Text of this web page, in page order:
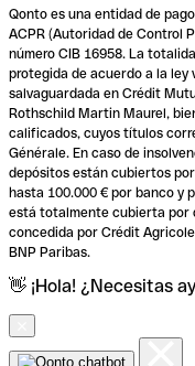
Qonto es una entidad de
ACPR (Autoridad de Control
número CIB 16958. La
protegida de acuerdo a la
salvaguardada en Crédit
Rothschild Martin Maurel,
calificados, cuyos títulos
Générale. En caso de
depósitos están cubiertos
hasta 100.000 € por banco y
está totalmente cubierta por
concedida por Crédit
BNP Paribas.
👋 ¡Hola! ¿Necesitas